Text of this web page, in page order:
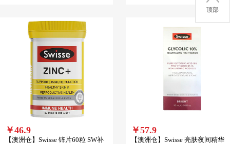
￥46.9
【澳洲仓】Swisse 锌片60粒 SW补
￥57.9
【澳洲仓】Swisse 亮肤夜间精华
顶部